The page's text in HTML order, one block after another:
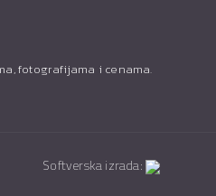
fotografijama i cenama.
Softverska izrada: